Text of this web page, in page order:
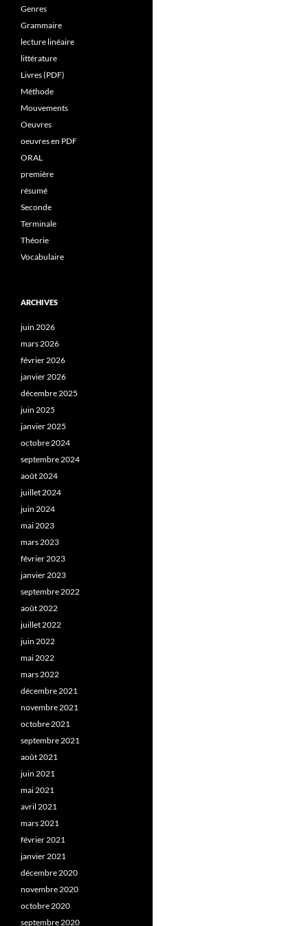
Genres
Grammaire
lecture linéaire
littérature
Livres (PDF)
Méthode
Mouvements
Oeuvres
oeuvres en PDF
ORAL
première
résumé
Seconde
Terminale
Théorie
Vocabulaire
ARCHIVES
juin 2026
mars 2026
février 2026
janvier 2026
décembre 2025
juin 2025
janvier 2025
octobre 2024
septembre 2024
août 2024
juillet 2024
juin 2024
mai 2023
mars 2023
février 2023
janvier 2023
septembre 2022
août 2022
juillet 2022
juin 2022
mai 2022
mars 2022
décembre 2021
novembre 2021
octobre 2021
septembre 2021
août 2021
juin 2021
mai 2021
avril 2021
mars 2021
février 2021
janvier 2021
décembre 2020
novembre 2020
octobre 2020
septembre 2020